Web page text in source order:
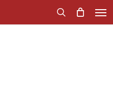
search